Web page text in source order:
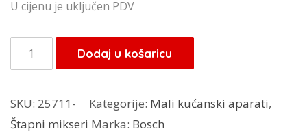
U cijenu je uključen PDV
Bosch
štapni
MS61A4110
količina
Dodaj u košaricu
SKU: 25711- Kategorije: Mali kućanski aparati,
Štapni mikseri Marka: Bosch